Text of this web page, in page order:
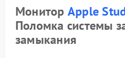
Монитор Apple
Поломка системы
замыкания